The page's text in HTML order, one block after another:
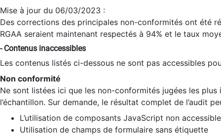
Mise à jour du 06/03/2023 :
Des corrections des principales non-conformités ont été
RGAA seraient maintenant respectés à 94% et le taux
- Contenus inaccessibles
Les contenus listés ci-dessous ne sont pas accessibles
Non conformité
Ne sont listées ici que les non-conformités jugées les
l’échantillon. Sur demande, le résultat complet de l’audit
L’utilisation de composants JavaScript non
Utilisation de champs de formulaire sans étiquette